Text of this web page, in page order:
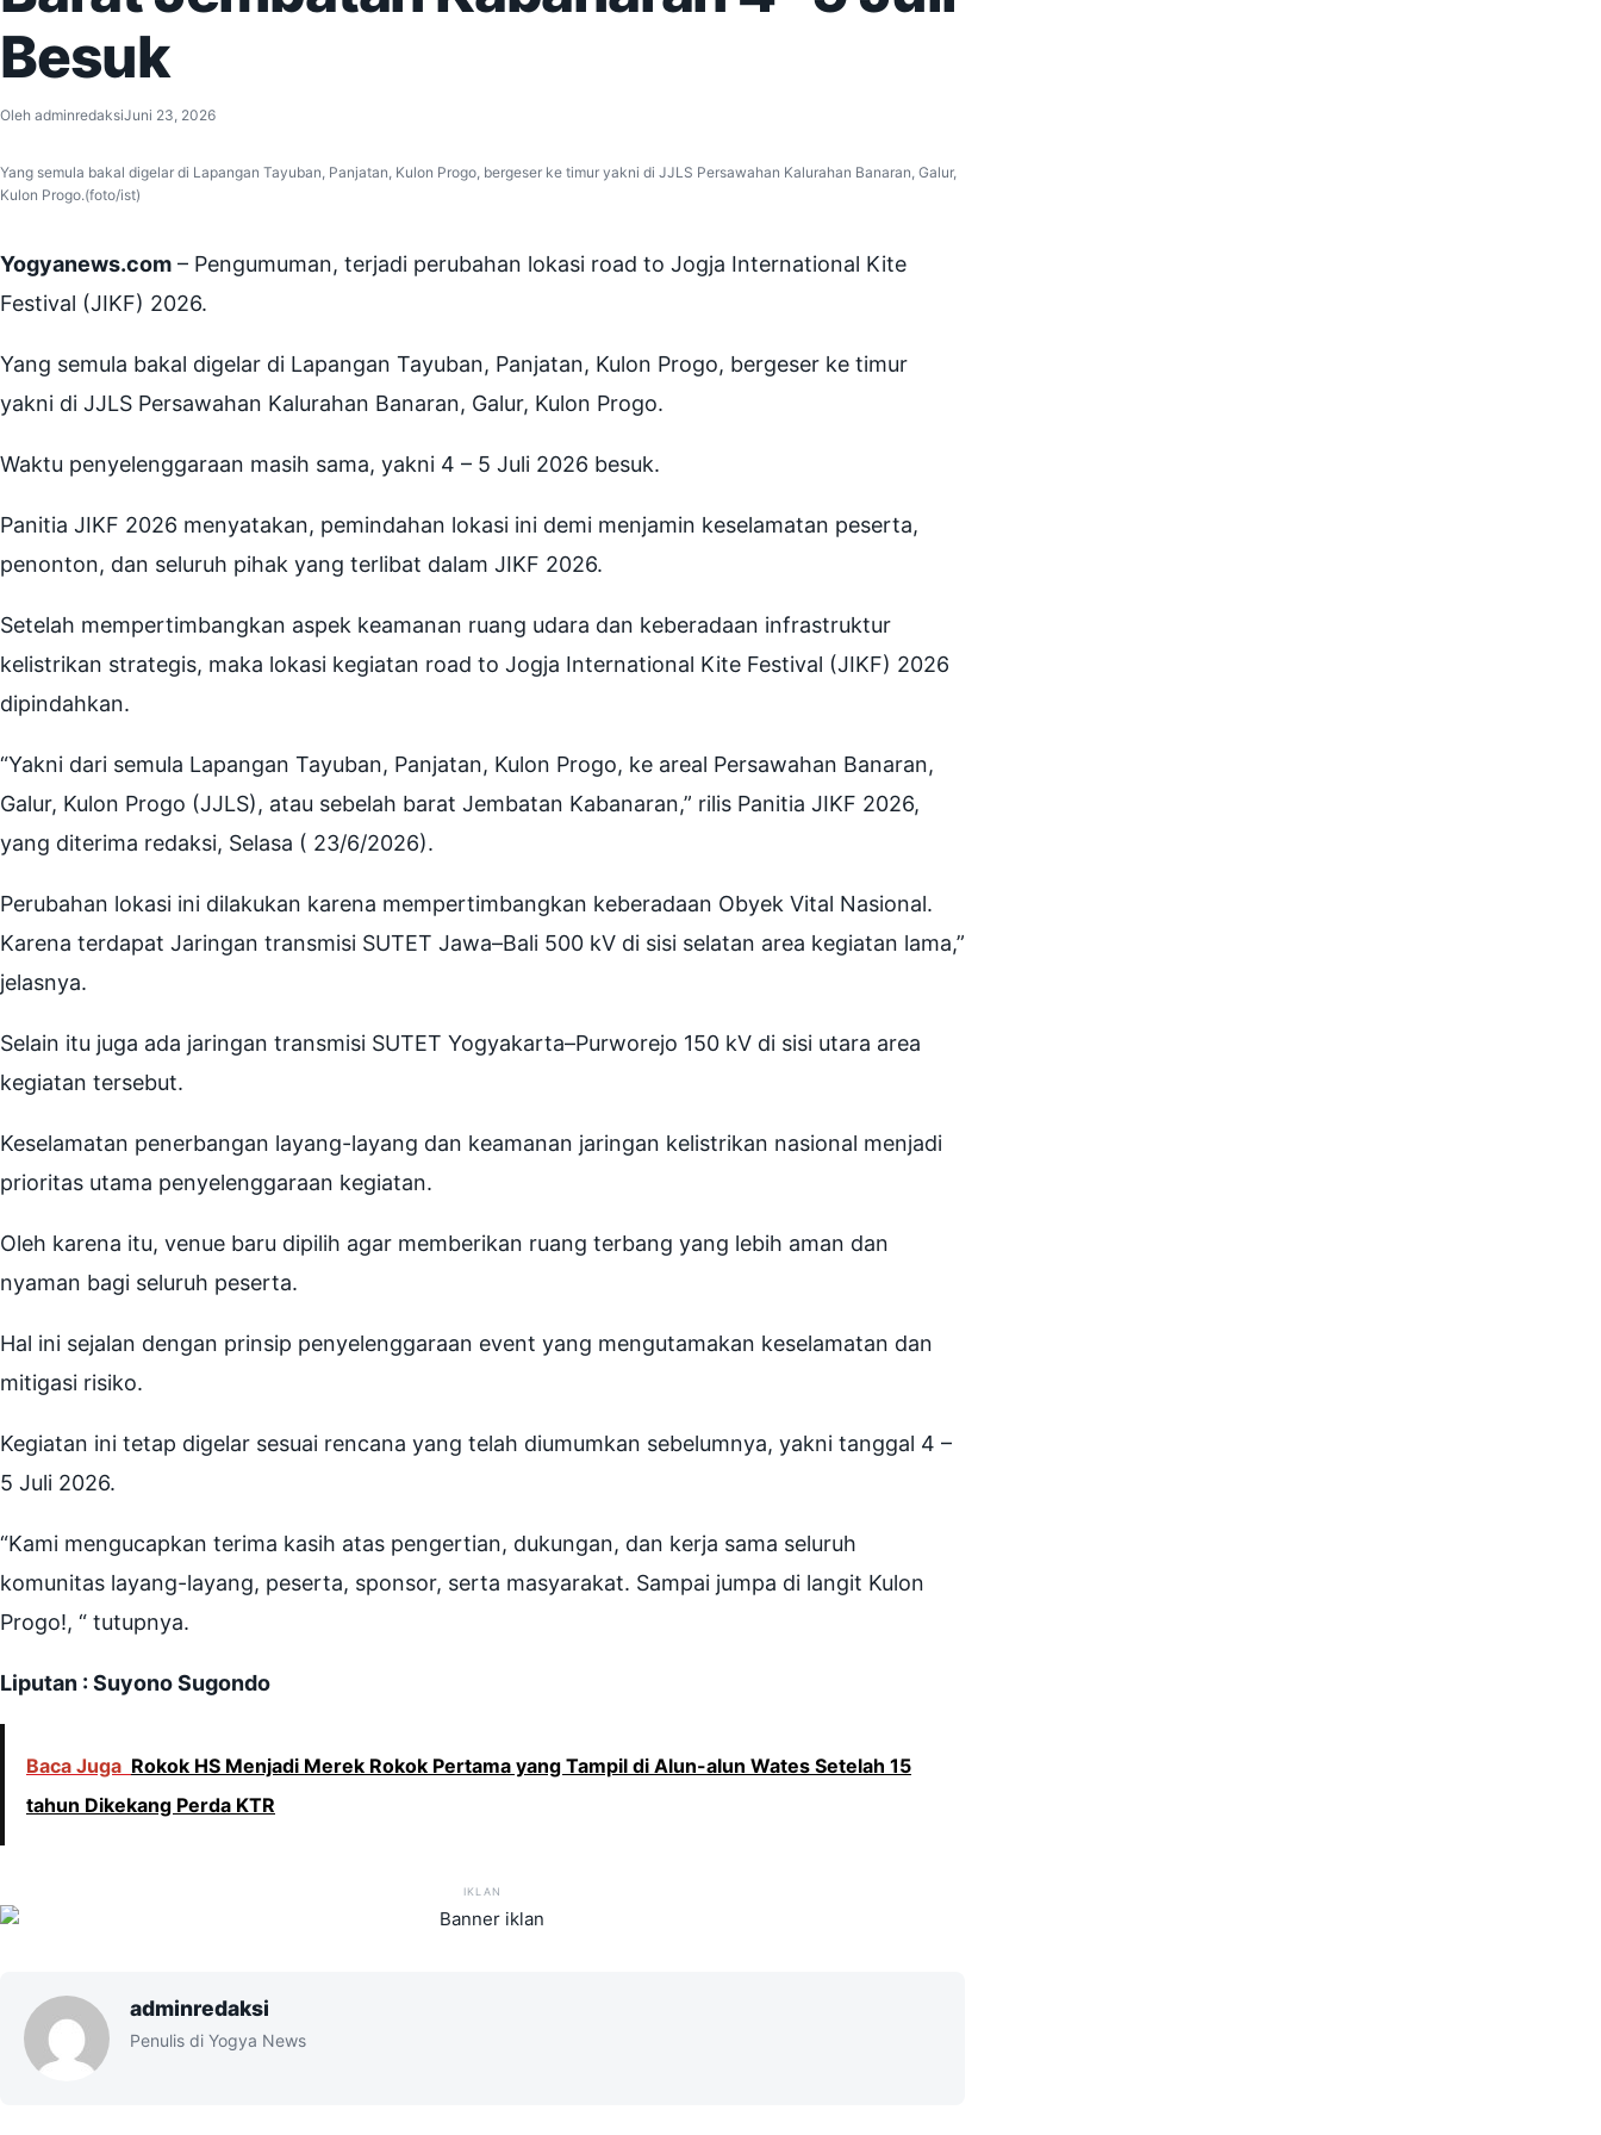
Besuk
Oleh adminredaksiJuni 23, 2026
Yang semula bakal digelar di Lapangan Tayuban, Panjatan, Kulon Progo, bergeser ke timur yakni di JJLS Persawahan Kalurahan Banaran, Galur,
Kulon Progo.(foto/ist)
Yogyanews.com – Pengumuman, terjadi perubahan lokasi road to Jogja International Kite
Festival (JIKF) 2026.
Yang semula bakal digelar di Lapangan Tayuban, Panjatan, Kulon Progo, bergeser ke timur
yakni di JJLS Persawahan Kalurahan Banaran, Galur, Kulon Progo.
Waktu penyelenggaraan masih sama, yakni 4 – 5 Juli 2026 besuk.
Panitia JIKF 2026 menyatakan, pemindahan lokasi ini demi menjamin keselamatan peserta,
penonton, dan seluruh pihak yang terlibat dalam JIKF 2026.
Setelah mempertimbangkan aspek keamanan ruang udara dan keberadaan infrastruktur
kelistrikan strategis, maka lokasi kegiatan road to Jogja International Kite Festival (JIKF) 2026
dipindahkan.
“Yakni dari semula Lapangan Tayuban, Panjatan, Kulon Progo, ke areal Persawahan Banaran,
Galur, Kulon Progo (JJLS), atau sebelah barat Jembatan Kabanaran,” rilis Panitia JIKF 2026,
yang diterima redaksi, Selasa ( 23/6/2026).
Perubahan lokasi ini dilakukan karena mempertimbangkan keberadaan Obyek Vital Nasional.
Karena terdapat Jaringan transmisi SUTET Jawa–Bali 500 kV di sisi selatan area kegiatan lama,”
jelasnya.
Selain itu juga ada jaringan transmisi SUTET Yogyakarta–Purworejo 150 kV di sisi utara area
kegiatan tersebut.
Keselamatan penerbangan layang-layang dan keamanan jaringan kelistrikan nasional menjadi
prioritas utama penyelenggaraan kegiatan.
Oleh karena itu, venue baru dipilih agar memberikan ruang terbang yang lebih aman dan
nyaman bagi seluruh peserta.
Hal ini sejalan dengan prinsip penyelenggaraan event yang mengutamakan keselamatan dan
mitigasi risiko.
Kegiatan ini tetap digelar sesuai rencana yang telah diumumkan sebelumnya, yakni tanggal 4 –
5 Juli 2026.
“Kami mengucapkan terima kasih atas pengertian, dukungan, dan kerja sama seluruh
komunitas layang-layang, peserta, sponsor, serta masyarakat. Sampai jumpa di langit Kulon
Progo!, “ tutupnya.
Liputan : Suyono Sugondo
Baca Juga Rokok HS Menjadi Merek Rokok Pertama yang Tampil di Alun-alun Wates Setelah 15
tahun Dikekang Perda KTR
IKLAN
adminredaksi
Penulis di Yogya News